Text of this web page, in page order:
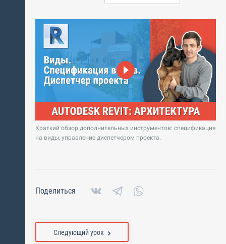
Краткий обзор дополнительных инструментов: спецификация
на виды, управление диспетчером проекта.
Поделиться
Следующий урок